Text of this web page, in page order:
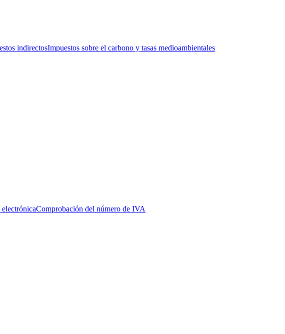
indirectosImpuestos sobre el carbono y tasas medioambientales
Comprobación del número de IVA